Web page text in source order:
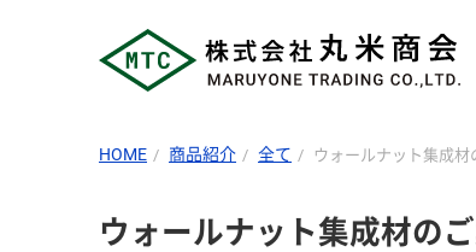
HOME 商品紹介 全て ウォールナット集成材
ウォールナット集成材の